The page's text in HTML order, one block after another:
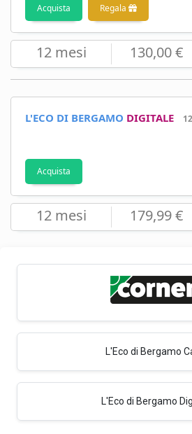
Acquista
Regala
12 mesi 130,00 €
L'ECO DI BERGAMO DIGITALE
Acquista
12 mesi 179,99 €
L'Eco di Bergamo
L'Eco di Bergamo